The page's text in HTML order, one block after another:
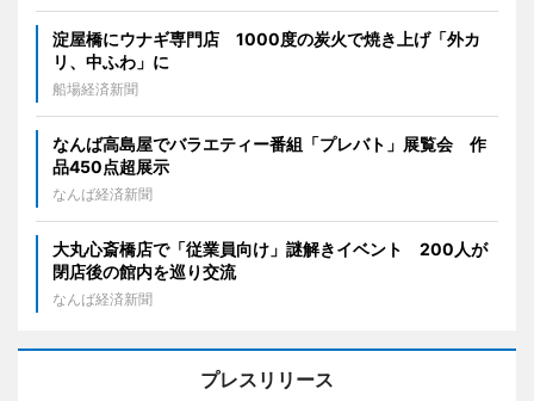
淀屋橋にウナギ専門店 1000度の炭火で焼き上げ「外カ
リ、中ふわ」に
船場経済新聞
なんば高島屋でバラエティー番組「プレバト」展覧会 作
品450点超展示
なんば経済新聞
大丸心斎橋店で「従業員向け」謎解きイベント 200人が
閉店後の館内を巡り交流
なんば経済新聞
プレスリリース